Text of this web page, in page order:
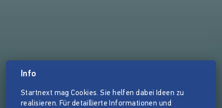
Info
Startnext mag Cookies. Sie helfen dabei Ideen zu
realisieren. Für detaillierte Informationen und